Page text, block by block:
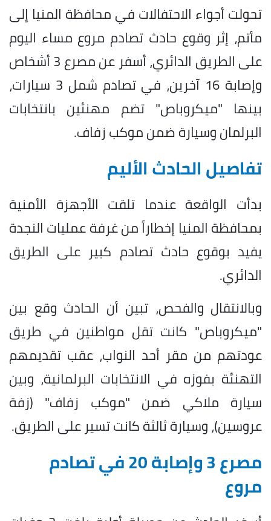
تحولت أجواء الاحتفالات في محافظة المنيا إلى
مأتم، إثر وقوع حادث تصادم مروع مساء اليوم
على الطريق الدائري، أسفر عن مصرع 3 أشخاص
وإصابة 16 آخرين، في تصادم شمل 3 سيارات،
بينها "ميكروباص" تضم مهنئين بانتخابات
البرلمان وسيارة ضمن موكب زفاف.
تفاصيل الحادث الأليم
بدأت الواقعة عندما تلقت الأجهزة الأمنية
بمحافظة المنيا إخطاراً من غرفة عمليات النجدة
يفيد بوقوع حادث تصادم كبير على الطريق
الدائري.
وبالانتقال والفحص، تبين أن الحادث وقع بين
"ميكروباص" كانت تقل مواطنين في طريق
عودتهم من مقر أحد النواب، عقب تقديمهم
التهنئة بفوزه في الانتخابات البرلمانية، وبين
سيارة ملاكي ضمن "موكب زفاف" (زفة
عروسين)، وسيارة ثالثة كانت تسير على الطريق.
مصرع 3 وإصابة 20 في تصادم
مروع